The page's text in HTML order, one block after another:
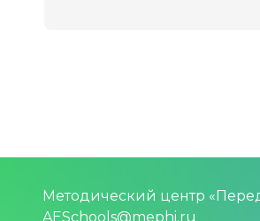
Методический центр
AESchools@mephi.ru